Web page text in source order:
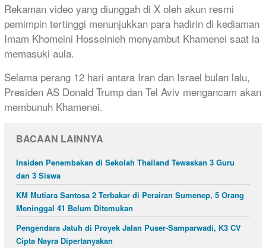
Rekaman video yang diunggah di X oleh akun resmi
pemimpin tertinggi menunjukkan para hadirin di kediaman
Imam Khomeini Hosseinieh menyambut Khamenei saat ia
memasuki aula.
Selama perang 12 hari antara Iran dan Israel bulan lalu,
Presiden AS Donald Trump dan Tel Aviv mengancam akan
membunuh Khamenei.
BACAAN LAINNYA
Insiden Penembakan di Sekolah Thailand Tewaskan 3 Guru
dan 3 Siswa
KM Mutiara Santosa 2 Terbakar di Perairan Sumenep, 5 Orang
Meninggal 41 Belum Ditemukan
Pengendara Jatuh di Proyek Jalan Puser-Samparwadi, K3 CV
Cipta Nayra Dipertanyakan